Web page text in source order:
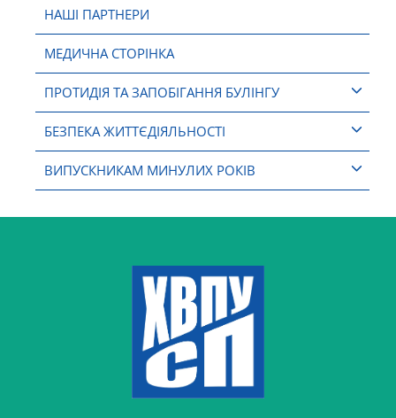
НАШІ ПАРТНЕРИ
МЕДИЧНА СТОРІНКА
ПРОТИДІЯ ТА ЗАПОБІГАННЯ БУЛІНГУ
БЕЗПЕКА ЖИТТЄДІЯЛЬНОСТІ
ВИПУСКНИКАМ МИНУЛИХ РОКІВ